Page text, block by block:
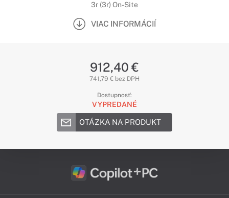
3r (3r) On-Site
VIAC INFORMÁCIÍ
912,40 €
741,79 € bez DPH
Dostupnosť:
VYPREDANÉ
OTÁZKA NA PRODUKT